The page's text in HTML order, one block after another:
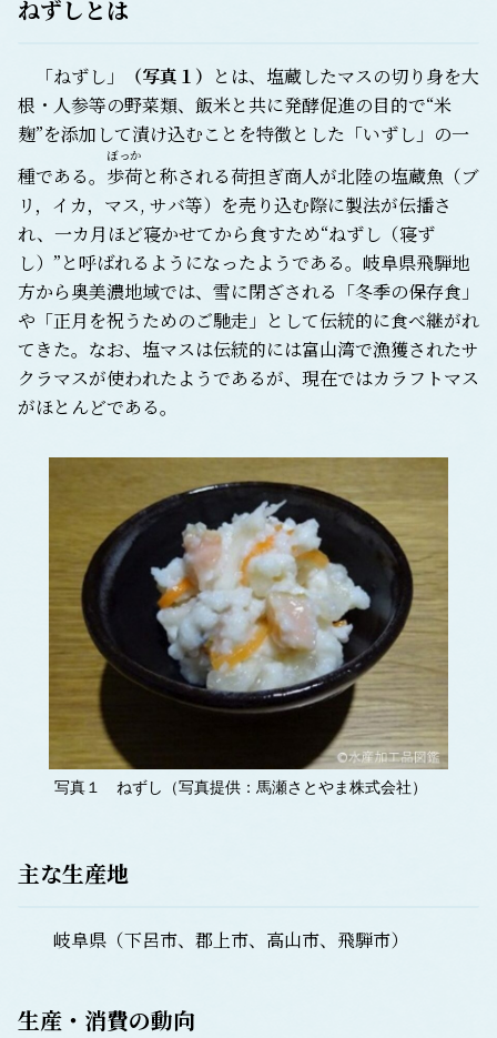
ねずし とは
「ねずし」 （写真１） とは、塩蔵したマスの切り身を大
根・人参等の野菜類、飯米と共に発酵促進の目的で“米
麹”を添加して漬け込むことを特徴とした「いずし」の一
種である。 歩荷
ぼっか
と称される荷担ぎ商人が北陸の塩蔵魚（ブ
リ，イカ，マス, サバ等）を売り込む際に製法が伝播さ
れ、一カ月ほど寝かせてから食すため“ねずし（寝ず
し）”と呼ばれるようになったようである。岐阜県飛騨地
方から奥美濃地域では、雪に閉ざされる「冬季の保存食」
や「正月を祝うためのご馳走」として伝統的に食べ継がれ
てきた。なお、塩マスは伝統的には富山湾で漁獲されたサ
クラマスが使われたようであるが、現在ではカラフトマス
がほとんどである。
写真１ ねずし（写真提供：馬瀬さとやま株式会社）
主な生産地
岐阜県（下呂市、郡上市、高山市、飛騨市）
生産・消費の動向